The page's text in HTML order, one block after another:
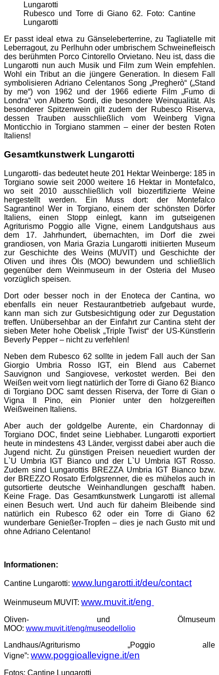
Rubesco und Torre di Giano 62. Foto: Cantine
Lungarotti
Er passt ideal etwa zu Gänseleberterrine, zu Tagliatelle mit
Leberragout, zu Perlhuhn oder umbrischem Schweinefleisch
des berühmten Porco Cintorello Orvietano. Neu ist, dass die
Lungarotti nun auch Musik und Film zum Wein empfehlen.
Wohl ein Tribut an die jüngere Generation. In diesem Fall
symbolisieren Adriano Celentanos Song „Pregherò“ („Stand
by me“) von 1962 und der 1966 edierte Film „Fumo di
Londra“ von Alberto Sordi, die besondere Weinqualität. Als
besonderer Spitzenwein gilt zudem der Rubesco Riserva,
dessen Trauben ausschließlich vom Weinberg Vigna
Monticchio in Torgiano stammen – einer der besten Roten
Italiens!
Gesamtkunstwerk Lungarotti
Lungarotti- das bedeutet heute 201 Hektar Weinberge: 185 in
Torgiano sowie seit 2000 weitere 16 Hektar in Montefalco,
wo seit 2010 ausschließlich voll biozertifizierte Weine
hergestellt werden. Ein Muss dort: der Montefalco
Sagrantino! Wer in Torgiano, einem der schönsten Dörfer
Italiens, einen Stopp einlegt, kann im gutseigenen
Agriturismo Poggio alle Vigne, einem Landgutshaus aus
dem 17. Jahrhundert, übernachten, im Dorf die zwei
grandiosen, von Maria Grazia Lungarotti initiierten Museum
zur Geschichte des Weins (MUVIT) und Geschichte der
Oliven und ihres Öls (MOO) bewundern und schließlich
gegenüber dem Weinmuseum in der Osteria del Museo
vorzüglich speisen.
Dort oder besser noch in der Enoteca der Cantina, wo
ebenfalls ein neuer Restaurantbetrieb aufgebaut wurde,
kann man sich zur Gutsbesichtigung oder zur Degustation
treffen. Unübersehbar an der Einfahrt zur Cantina steht der
sieben Meter hohe Obelisk „Triple Twist“ der US-Künstlerin
Beverly Pepper – nicht zu verfehlen!
Neben dem Rubesco 62 sollte in jedem Fall auch der San
Giorgio Umbria Rosso IGT, ein Blend aus Cabernet
Sauvignon und Sangiovese, verkostet werden. Bei den
Weißen weit vorn liegt natürlich der Torre di Giano 62 Bianco
di Torgiano DOC samt dessen Riserva, der Torre di Gian o
Vigna Il Pino, ein Pionier unter den holzgereiften
Weißweinen Italiens.
Aber auch der goldgelbe Aurente, ein Chardonnay di
Torgiano DOC, findet seine Liebhaber. Lungarotti exportiert
heute in mindestens 43 Länder, vergisst dabei aber auch die
Jugend nicht. Zu günstigen Preisen neuediert wurden der
L`U Umbria IGT Bianco und der L`U Umbria IGT Rosso.
Zudem sind Lungarottis BREZZA Umbria IGT Bianco bzw.
der BREZZO Rosato Erfolgsrenner, die es mühelos auch in
gutsortierte deutsche Weinhandlungen geschafft haben.
Keine Frage. Das Gesamtkunstwerk Lungarotti ist allemal
einen Besuch wert. Und auch für daheim Bleibende sind
natürlich ein Rubesco 62 oder ein Torre di Giano 62
wunderbare Genießer-Tropfen – dies je nach Gusto mit und
ohne Adriano Celentano!
Informationen:
Cantine Lungarotti: www.lungarotti.it/deu/contact
Weinmuseum MUVIT: www.muvit.it/eng
Oliven- und Ölmuseum
MOO: www.muvit.it/eng/museodellolio
Landhaus/Agriturismo „Poggio alle
Vigne”: www.poggioallevigne.it/en
Fotos: Cantine Lungarotti